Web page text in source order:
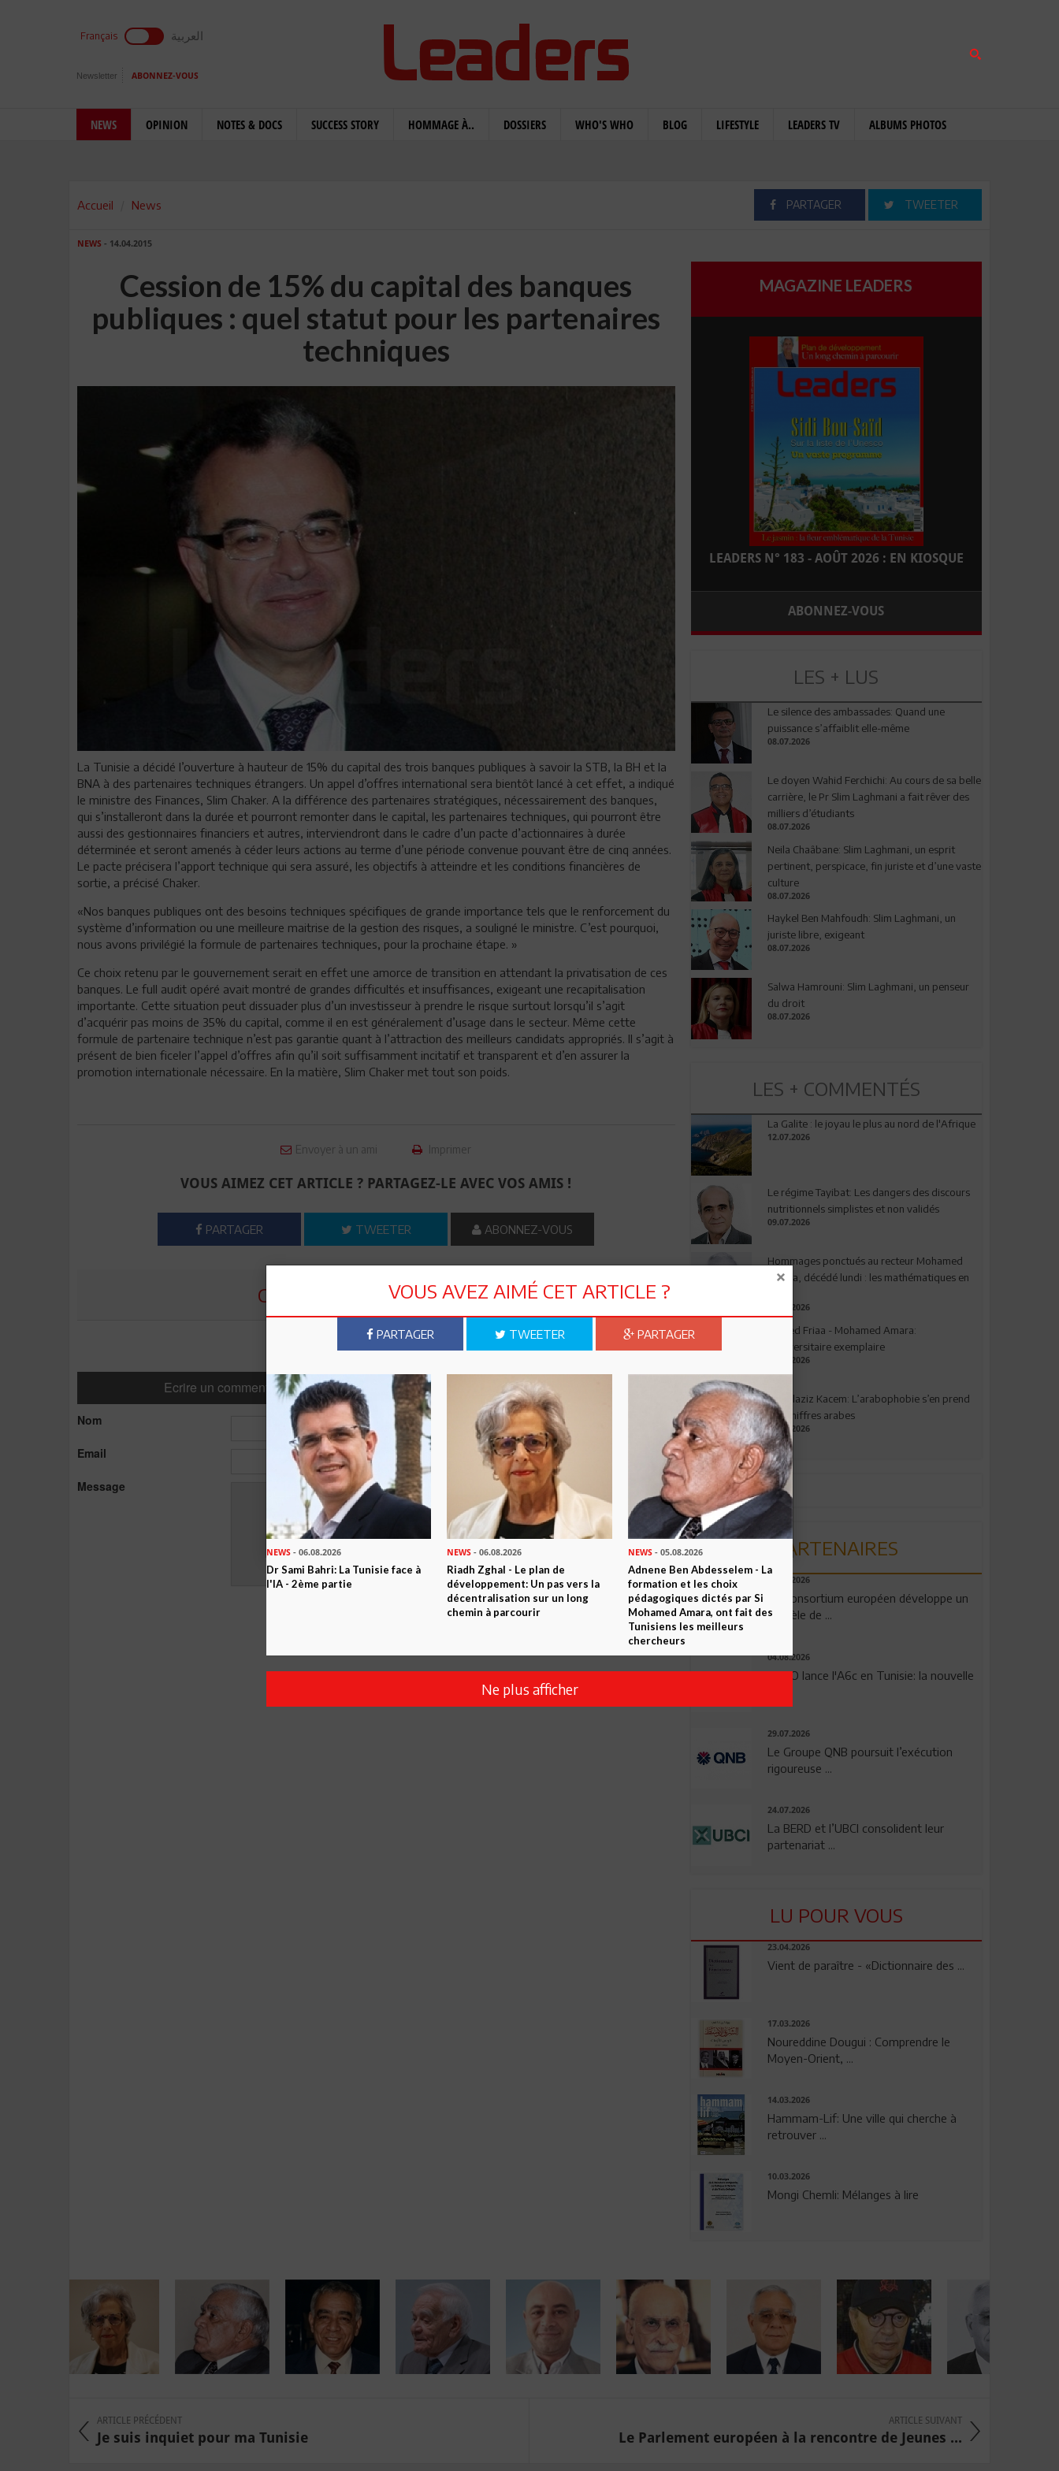
Français العربية
Newsletter ABONNEZ-VOUS
NEWS OPINION NOTES & DOCS SUCCESS STORY HOMMAGE À.. DOSSIERS WHO'S WHO BLOG LIFESTYLE LEADERS TV ALBUMS PHOTOS
Accueil News PARTAGER TWEETER
NEWS - 14.04.2015
Cession de 15% du capital des banques
publiques : quel statut pour les partenaires
techniques
La Tunisie a décidé l’ouverture à hauteur de 15% du capital des trois banques publiques à savoir la STB, la BH et la
BNA à des partenaires techniques étrangers. Un appel d’offres international sera bientôt lancé à cet effet, a indiqué
le ministre des Finances, Slim Chaker. A la différence des partenaires stratégiques, nécessairement des banques,
qui s’installeront dans la durée et pourront remonter dans le capital, les partenaires techniques, qui pourront être
aussi des gestionnaires financiers et autres, interviendront dans le cadre d’un pacte d’actionnaires à durée
déterminée et seront amenés à céder leurs actions au terme d’une période convenue pouvant être de cinq années.
Le pacte précisera l’apport technique qui sera assuré, les objectifs à atteindre et les conditions financières de
sortie, a précisé Chaker.
«Nos banques publiques ont des besoins techniques spécifiques de grande importance tels que le renforcement du
système d’information ou une meilleure maitrise de la gestion des risques, a souligné le ministre. C’est pourquoi,
nous avons privilégié la formule de partenaires techniques, pour la prochaine étape. »
Ce choix retenu par le gouvernement serait en effet une amorce de transition en attendant la privatisation de ces
banques. Le full audit opéré avait montré de grandes difficultés et insuffisances, exigeant une recapitalisation
importante. Cette situation peut dissuader plus d’un investisseur à prendre le risque surtout lorsqu’il s’agit
d’acquérir pas moins de 35% du capital, comme il en est généralement d’usage dans le secteur. Même cette
formule de partenaire technique n’est pas garantie quant à l’attraction des meilleurs candidats appropriés. Il s’agit à
présent de bien ficeler l’appel d’offres afin qu’il soit suffisamment incitatif et transparent et d’en assurer la
promotion internationale nécessaire. En la matière, Slim Chaker met tout son poids.
Envoyer à un ami Imprimer
VOUS AIMEZ CET ARTICLE ? PARTAGEZ-LE AVEC VOS AMIS !
PARTAGER TWEETER ABONNEZ-VOUS
COMMENTER CET ARTICLE
Ecrire un commentaire Commenter
Nom
Email
Message
Envoyer
MAGAZINE LEADERS
LEADERS N° 183 - AOÛT 2026 : EN KIOSQUE
ABONNEZ-VOUS
LES + LUS
Le silence des ambassades: Quand une
puissance s’affaiblit elle-même
08.07.2026
Le doyen Wahid Ferchichi: Au cours de sa belle
carrière, le Pr Slim Laghmani a fait rêver des
milliers d’étudiants
08.07.2026
Neila Chaâbane: Slim Laghmani, un esprit
pertinent, perspicace, fin juriste et d’une vaste
culture
08.07.2026
Haykel Ben Mahfoudh: Slim Laghmani, un
juriste libre, exigeant
08.07.2026
Salwa Hamrouni: Slim Laghmani, un penseur
du droit
08.07.2026
LES + COMMENTÉS
La Galite : le joyau le plus au nord de l'Afrique
12.07.2026
Le régime Tayibat: Les dangers des discours
nutritionnels simplistes et non validés
09.07.2026
Hommages ponctués au recteur Mohamed
Amara, décédé lundi : les mathématiques en
03.08.2026
Ahmed Friaa - Mohamed Amara:
l’Universitaire exemplaire
04.08.2026
Abdelaziz Kacem: L’arabophobie s’en prend
aux chiffres arabes
09.07.2026
PARTENAIRES
06.08.2026
Un consortium européen développe un
modèle de ...
04.08.2026
OPPO lance l'A6c en Tunisie: la nouvelle
29.07.2026
Le Groupe QNB poursuit l’exécution
rigoureuse ...
24.07.2026
La BERD et l’UBCI consolident leur
partenariat ...
LU POUR VOUS
23.04.2026
Vient de paraître - «Dictionnaire des ...
17.03.2026
Noureddine Dougui : Comprendre le
Moyen-Orient, ...
14.03.2026
Hammam-Lif: Une ville qui cherche à
retrouver ...
10.03.2026
Mongi Chemli: Mélanges à lire
ARTICLE PRÉCÉDENT
Je suis inquiet pour ma Tunisie
ARTICLE SUIVANT
Le Parlement européen à la rencontre de Jeunes ...
VOUS AVEZ AIMÉ CET ARTICLE ?
PARTAGER TWEETER PARTAGER
NEWS - 06.08.2026
Dr Sami Bahri: La Tunisie face à
l'IA - 2ème partie
NEWS - 06.08.2026
Riadh Zghal - Le plan de
développement: Un pas vers la
décentralisation sur un long
chemin à parcourir
NEWS- 05.08.2026
Adnene Ben Abdesselem - La
formation et les choix
pédagogiques dictés par Si
Mohamed Amara, ont fait des
Tunisiens les meilleurs
chercheurs
Ne plus afficher